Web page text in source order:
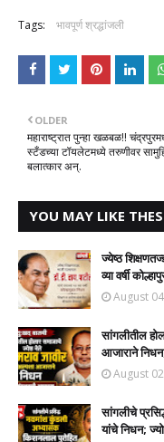
Tags: भावपूर्ण श्रद्धांजली
OLDER
महाराष्ट्रात पुन्हा खळबळ!!
स्टँडच्या टॉयलेटमध्ये तरुणीवर
बलात्कार अन्.
YOU MAY LIKE
ज्येष्ठ
व्या वर्षी
August
सांगलीतील
आजाराने
August
सांगलीचे
यांचे निधन;